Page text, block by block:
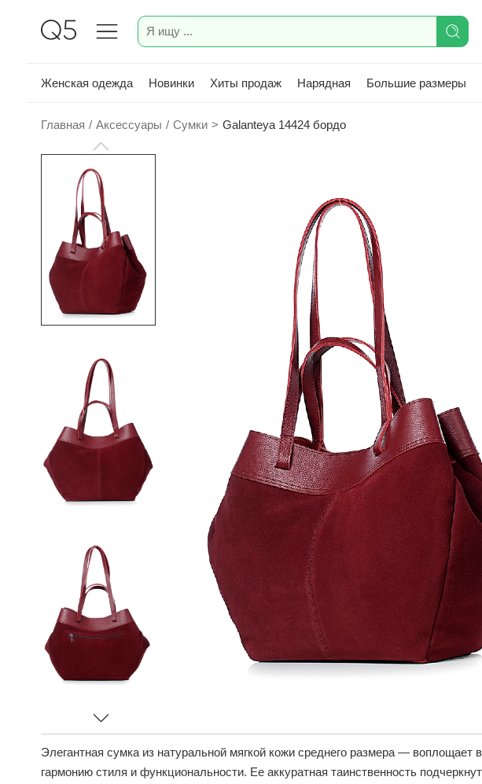
Женская одежда Новинки Хиты продаж Нарядная Большие размеры
Главная / Аксессуары / Сумки > Galanteya 14424 бордо
Элегантная сумка из натуральной мягкой кожи среднего размера — воплощает
гармонию стиля и функциональности. Ее аккуратная таинственность